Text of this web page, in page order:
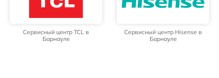
Сервисный центр TCL в
Барнауле
Сервисный центр Hisense в
Барнауле